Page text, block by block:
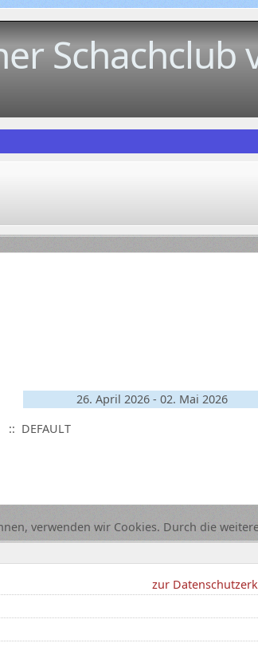
Schachclub
26. April 2026 - 02. Mai 2026
:: DEFAULT
verwenden wir Cookies. Durch die
zur